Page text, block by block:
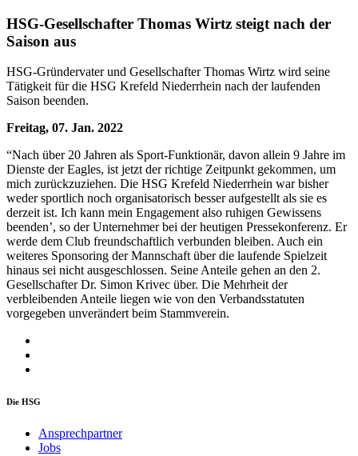
HSG-Gesellschafter Thomas Wirtz steigt nach der
Saison aus
HSG-Gründervater und Gesellschafter Thomas Wirtz wird seine
Tätigkeit für die HSG Krefeld Niederrhein nach der laufenden
Saison beenden.
Freitag, 07. Jan. 2022
“Nach über 20 Jahren als Sport-Funktionär, davon allein 9 Jahre im
Dienste der Eagles, ist jetzt der richtige Zeitpunkt gekommen, um
mich zurückzuziehen. Die HSG Krefeld Niederrhein war bisher
weder sportlich noch organisatorisch besser aufgestellt als sie es
derzeit ist. Ich kann mein Engagement also ruhigen Gewissens
beenden’, so der Unternehmer bei der heutigen Pressekonferenz. Er
werde dem Club freundschaftlich verbunden bleiben. Auch ein
weiteres Sponsoring der Mannschaft über die laufende Spielzeit
hinaus sei nicht ausgeschlossen. Seine Anteile gehen an den 2.
Gesellschafter Dr. Simon Krivec über. Die Mehrheit der
verbleibenden Anteile liegen wie von den Verbandsstatuten
vorgegeben unverändert beim Stammverein.
Die HSG
Ansprechpartner
Jobs